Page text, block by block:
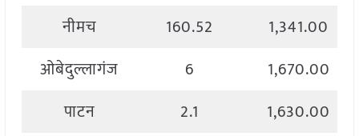
नीमच
160.52
1,341.00
ओबेदुल्लागंज
6
1,670.00
पाटन
2.1
1,630.00